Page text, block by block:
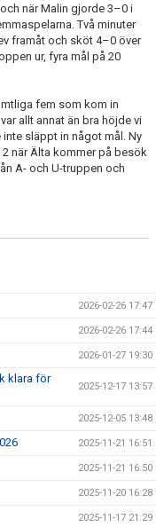
när Malin gjorde 3–0 i
Två minuter
framåt och sköt 4–0 över
ur, fyra mål på 20
fem som kom in
allt annat än bra höjde vi
släppt in något mål. Ny
när Älta kommer på besök
A- och U-truppen och
2026-02-26 17:47
2026-02-26 17:44
2026-01-27 19:30
klara för
2025-12-17 13:57
2025-12-05 13:48
2025-11-21 16:51
2025-11-21 16:50
2025-11-20 16:28
2025-11-17 21:29